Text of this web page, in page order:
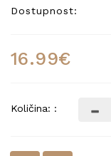
Dostupnost:
16.99€
Količina: :